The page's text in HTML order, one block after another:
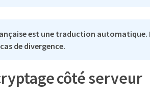
est une traduction automatique.
de divergence.
côté serveur